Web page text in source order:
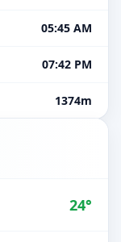
05:45 AM
07:42 PM
1374m
24°